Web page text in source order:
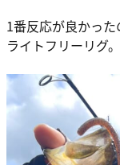
1番反応が良かっ
ライトフリーリグ